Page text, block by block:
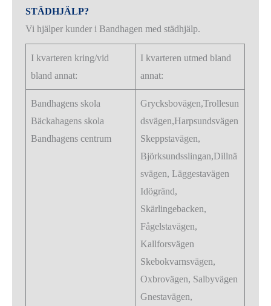
STÄDHJÄLP?
Vi hjälper kunder i Bandhagen med städhjälp.
I kvarteren kring/vid
bland annat:
I kvarteren utmed bland
annat:
Bandhagens skola
Bäckahagens skola
Bandhagens centrum
Grycksbovägen,Trollesun
dsvägen,Harpsundsvägen
Skeppstavägen,
Björksundsslingan,Dillnä
svägen, Läggestavägen
Idögränd,
Skärlingebacken,
Fågelstavägen,
Kallforsvägen
Skebokvarnsvägen,
Oxbrovägen, Salbyvägen
Gnestavägen,